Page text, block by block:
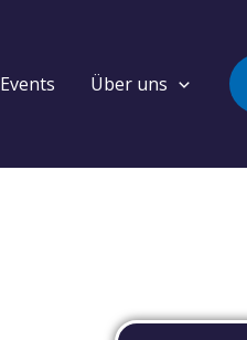
Events Über uns